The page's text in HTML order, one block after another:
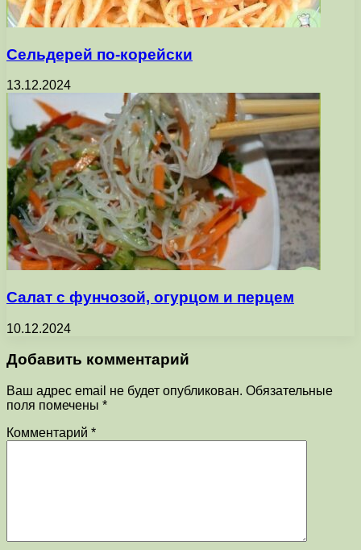
Сельдерей по-корейски
13.12.2024
Салат с фунчозой, огурцом и перцем
10.12.2024
Добавить комментарий
Ваш адрес email не будет опубликован. Обязательные
поля помечены *
Комментарий *